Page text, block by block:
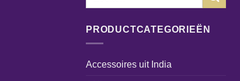
PRODUCTCATEGORIEËN
Accessoires uit India